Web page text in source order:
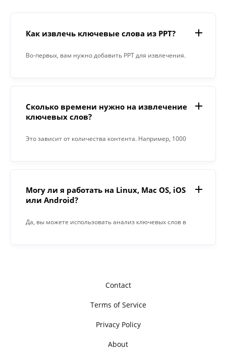
Как извлечь ключевые слова из PPT?
Во-первых, вам нужно добавить PPT для извлечения.
поле.
Сколько времени нужно на извлечение
ключевых слов?
Это зависит от количества контента. Например, 1000
Могу ли я работать на Linux, Mac OS, iOS
или Android?
Да, вы можете использовать анализ ключевых слов в
Contact
Terms of Service
Privacy Policy
About